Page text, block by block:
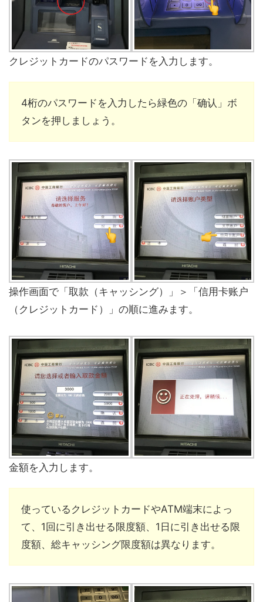
クレジットカードのパスワードを入力します。
4桁のパスワードを入力したら緑色の「确认」ボ
タンを押しましょう。
操作画面で「取款（キャッシング）」＞「信用卡账户
（クレジットカード）」の順に進みます。
金額を入力します。
使っているクレジットカードやATM端末によっ
て、1回に引き出せる限度額、1日に引き出せる限
度額、総キャッシング限度額は異なります。